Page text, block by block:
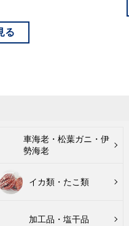
車海老・松葉ガニ・伊
勢海老
イカ類・たこ類
加工品・塩干品